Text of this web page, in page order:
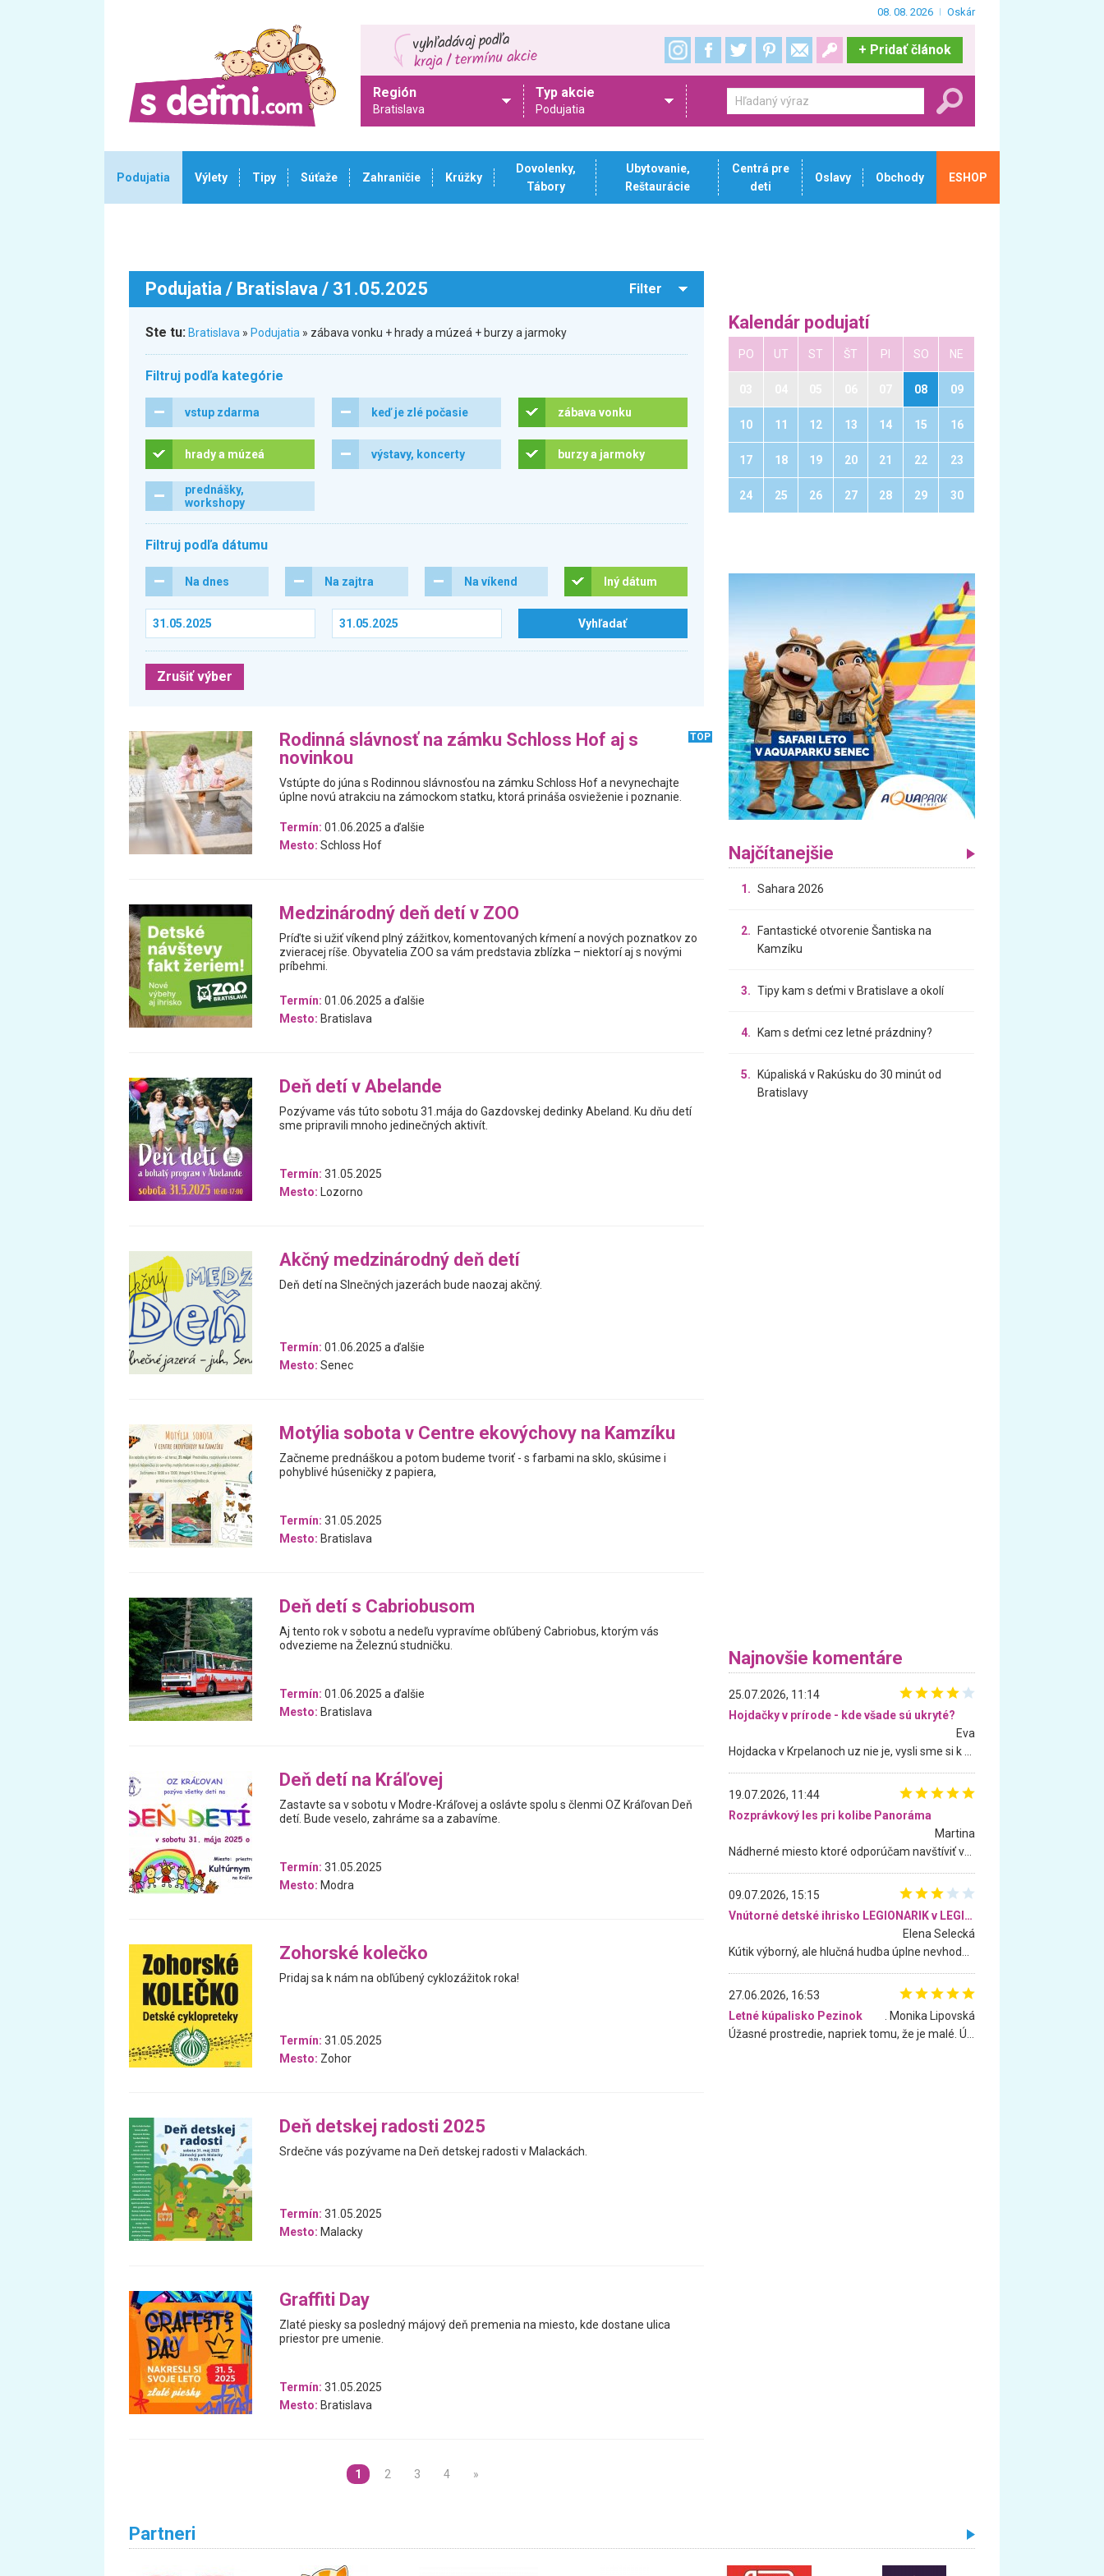
08. 08. 2026 Oskár
+ Pridať článok
Región
Bratislava
Typ akcie
Podujatia
Podujatia Výlety Tipy Súťaže Zahraničie Krúžky
Dovolenky,
Tábory
Ubytovanie,
Reštaurácie
Centrá pre
deti
Oslavy Obchody ESHOP
Podujatia / Bratislava / 31.05.2025 Filter
Ste tu: Bratislava » Podujatia » zábava vonku + hrady a múzeá + burzy a jarmoky
Filtruj podľa kategórie
vstup zdarma keď je zlé počasie zábava vonku
hrady a múzeá výstavy, koncerty burzy a jarmoky
prednášky,
workshopy
Filtruj podľa dátumu
Na dnes Na zajtra Na víkend Iný dátum
Zrušiť výber
Rodinná slávnosť na zámku Schloss Hof aj s
novinkou
TOP
Vstúpte do júna s Rodinnou slávnosťou na zámku Schloss Hof a nevynechajte
úplne novú atrakciu na zámockom statku, ktorá prináša osvieženie i poznanie.
Termín: 01.06.2025 a ďalšie
Mesto: Schloss Hof
Medzinárodný deň detí v ZOO
Príďte si užiť víkend plný zážitkov, komentovaných kŕmení a nových poznatkov zo
zvieracej ríše. Obyvatelia ZOO sa vám predstavia zblízka – niektorí aj s novými
príbehmi.
Termín: 01.06.2025 a ďalšie
Mesto: Bratislava
Deň detí v Abelande
Pozývame vás túto sobotu 31.mája do Gazdovskej dedinky Abeland. Ku dňu detí
sme pripravili mnoho jedinečných aktivít.
Termín: 31.05.2025
Mesto: Lozorno
Akčný medzinárodný deň detí
Deň detí na Slnečných jazerách bude naozaj akčný.
Termín: 01.06.2025 a ďalšie
Mesto: Senec
Motýlia sobota v Centre ekovýchovy na Kamzíku
Začneme prednáškou a potom budeme tvoriť - s farbami na sklo, skúsime i
pohyblivé húseničky z papiera,
Termín: 31.05.2025
Mesto: Bratislava
Deň detí s Cabriobusom
Aj tento rok v sobotu a nedeľu vypravíme obľúbený Cabriobus, ktorým vás
odvezieme na Železnú studničku.
Termín: 01.06.2025 a ďalšie
Mesto: Bratislava
Deň detí na Kráľovej
Zastavte sa v sobotu v Modre-Kráľovej a oslávte spolu s členmi OZ Kráľovan Deň
detí. Bude veselo, zahráme sa a zabavíme.
Termín: 31.05.2025
Mesto: Modra
Zohorské kolečko
Pridaj sa k nám na obľúbený cyklozážitok roka!
Termín: 31.05.2025
Mesto: Zohor
Deň detskej radosti 2025
Srdečne vás pozývame na Deň detskej radosti v Malackách.
Termín: 31.05.2025
Mesto: Malacky
Graffiti Day
Zlaté piesky sa posledný májový deň premenia na miesto, kde dostane ulica
priestor pre umenie.
Termín: 31.05.2025
Mesto: Bratislava
1 2 3 4 »
Kalendár podujatí
PO UT ST ŠT PI SO NE
08 09
10 11 12 13 14 15 16
17 18 19 20 21 22 23
24 25 26 27 28 29 30
Najčítanejšie
1. Sahara 2026
2.
Fantastické otvorenie Šantiska na
Kamzíku
3. Tipy kam s deťmi v Bratislave a okolí
4. Kam s deťmi cez letné prázdniny?
5.
Kúpaliská v Rakúsku do 30 minút od
Bratislavy
Najnovšie komentáre
25.07.2026, 11:14
Hojdačky v prírode - kde všade sú ukryté?
Eva
19.07.2026, 11:44
Rozprávkový les pri kolibe Panoráma
Martina
09.07.2026, 15:15
Vnútorné detské ihrisko LEGIONARIK v LEGIA Fitness
Elena Selecká
27.06.2026, 16:53
Letné kúpalisko Pezinok
. Monika Lipovská
Partneri